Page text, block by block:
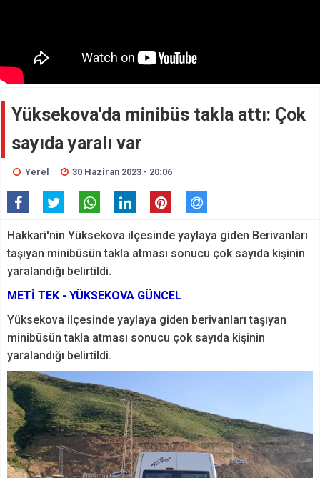
Yüksekova'da minibüs takla attı: Çok
sayıda yaralı var
Yerel 30 Haziran 2023 - 20:06
Hakkari'nin Yüksekova ilçesinde yaylaya giden Berivanları
taşıyan minibüsün takla atması sonucu çok sayıda kişinin
yaralandığı belirtildi.
METİ TEK - YÜKSEKOVA GÜNCEL
Yüksekova ilçesinde yaylaya giden berivanları taşıyan
minibüsün takla atması sonucu çok sayıda kişinin
yaralandığı belirtildi.